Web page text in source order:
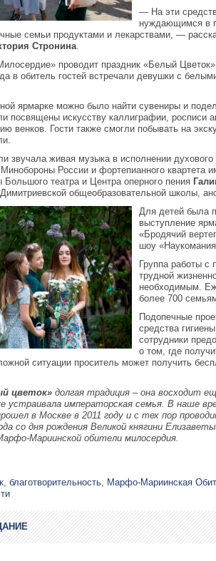
— На эти
нуждающимся в
семьи продуктами и лекарствами, —
Стронина.
проводит праздник «Белый Цветок»
в обитель гостей встречали девушки с
ярмарке можно было найти сувениры и
посвящены искусству каллиграфии, росписи
венков. Гости также смогли побывать на
звучала живая музыка в исполнении
Минобороны России и фортепианного квартета
Большого театра и Центра оперного пения
общеобразовательной школы,
Для детей была
выступление
«Бродячий
шоу
Группа работы с
трудной
необходимым.
более 700
Подопечные
средства
сотрудники
о том, где
ситуации проситель может получить
цветок» долгая традиция – она восходит
устраивала императорская семья. В наше
в Москве в 2011 году и с тех пор
со дня рождения Великой княгини
Мариинской обители милосердия.
, благотворительность, Марфо-Мариинская